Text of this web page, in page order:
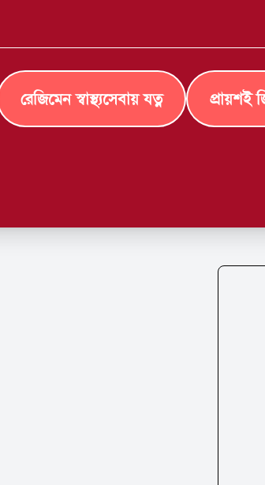
রেজিমেন স্বাস্থ্যসেবায় যত্ন প্রায়শই